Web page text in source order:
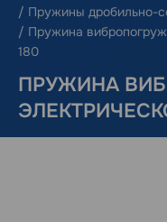
/ Пружины дробильно-
/ Пружина
180
ПРУЖИНА